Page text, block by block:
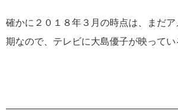
確かに２０１８年３月の時点は、まだ
期なので、テレビに大島優子が映って